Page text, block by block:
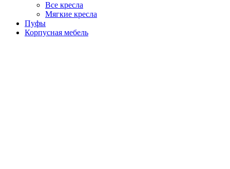
Все кресла
Мягкие кресла
Пуфы
Корпусная мебель